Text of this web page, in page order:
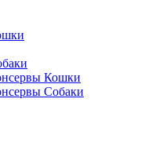
Кошки
Собаки